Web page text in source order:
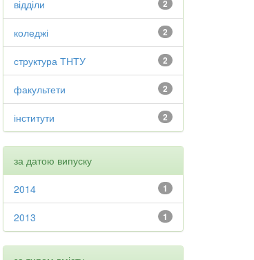
2
відділи
2
коледжі
2
структура ТНТУ
2
факультети
2
інститути
за датою випуску
1
2014
1
2013